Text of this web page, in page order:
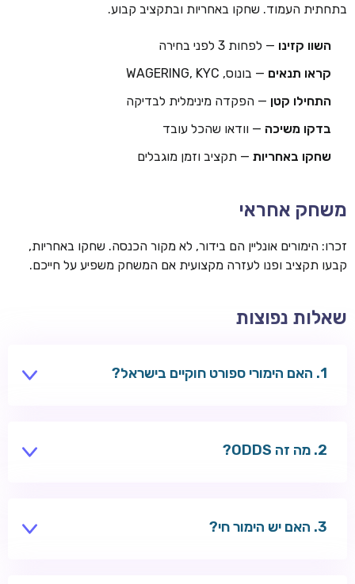
בתחתית העמוד. שחקו באחריות ובתקציב קבוע.
השוו קזינו — לפחות 3 לפני בחירה
קראו תנאים — בונוס, WAGERING, KYC
התחילו קטן — הפקדה מינימלית לבדיקה
בדקו משיכה — וודאו שהכל עובד
שחקו באחריות — תקציב וזמן מוגבלים
משחק אחראי
זכרו: הימורים אונליין הם בידור, לא מקור הכנסה. שחקו באחריות,
קבעו תקציב ופנו לעזרה מקצועית אם המשחק משפיע על חייכם.
שאלות נפוצות
האם הימורי ספורט חוקיים בישראל?
מה זה ODDS?
האם יש הימור חי?